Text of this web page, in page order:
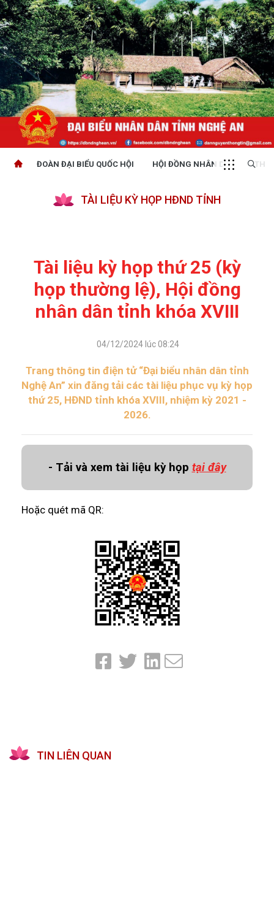
ĐOÀN ĐẠI BIỂU QUỐC HỘI HỘI ĐỒNG NHÂN DÂN
TÀI LIỆU KỲ HỌP HĐND TỈNH
Tài liệu kỳ họp thứ 25 (kỳ
họp thường lệ), Hội đồng
nhân dân tỉnh khóa XVIII
04/12/2024 lúc 08:24
Trang thông tin điện tử “Đại biểu nhân dân tỉnh
Nghệ An” xin đăng tải các tài liệu phục vụ kỳ họp
thứ 25, HĐND tỉnh khóa XVIII, nhiệm kỳ 2021 -
2026.
- Tải và xem tài liệu kỳ họp tại đây
Hoặc quét mã QR:
TIN LIÊN QUAN